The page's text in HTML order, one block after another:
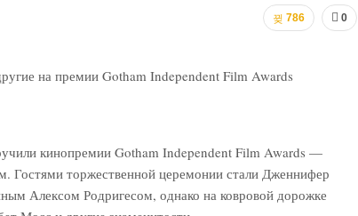
0
786
кинопремии Gotham Independent Film Awards —
торжественной церемонии стали Дженнифер
Алексом Родригесом, однако на ковровой дорожке